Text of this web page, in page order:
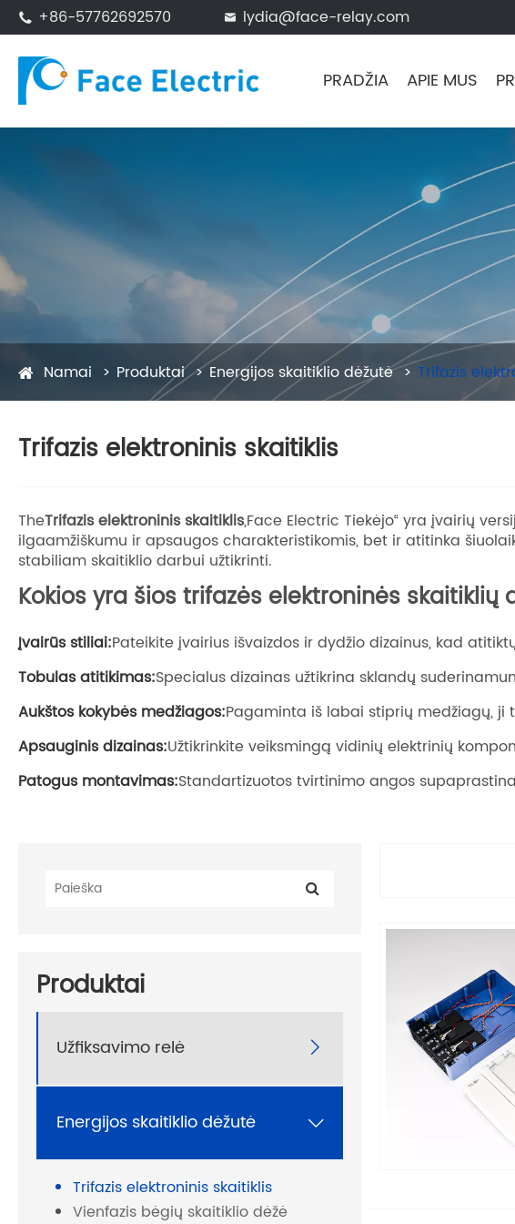
 +86-57762692570  lydia@face-relay.com
PRADŽIA APIE MUS
Namai Produktai Energijos skaitiklio dėžutė Trifazis
Trifazis elektroninis skaitiklis
TheTrifazis elektroninis skaitiklis„Face Electric Tiekėjo“ yra įvairių
ilgaamžiškumu ir apsaugos charakteristikomis, bet ir atitinka
stabiliam skaitiklio darbui užtikrinti.
Kokios yra šios trifazės elektroninės skaitiklių
Įvairūs stiliai:Pateikite įvairius išvaizdos ir dydžio dizainus, kad
Tobulas atitikimas:Specialus dizainas užtikrina sklandų
Aukštos kokybės medžiagos:Pagaminta iš labai stiprių medžiagų,
Apsauginis dizainas:Užtikrinkite veiksmingą vidinių elektrinių
Patogus montavimas:Standartizuotos tvirtinimo angos
Produktai
Užfiksavimo relė 
Energijos skaitiklio dėžutė 
Trifazis elektroninis skaitiklis
Vienfazis bėgių skaitiklio dėžė